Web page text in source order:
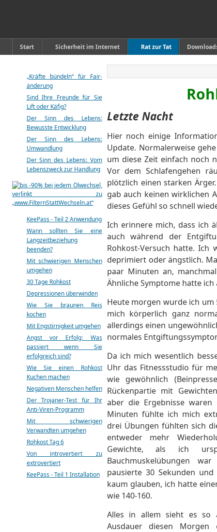
Start Sicherheit im Internet Rat zur Tat
Letzte Nacht
Hier noch einige
Update. Normalerweise
um diese Zeit einfach noch
Vor dem Schlafengehen
plötzlich einen starken
gab auch keinen wirklichen
dieses Gefühl so schnell
Ich erinnere mich, dass ich
auch während der
Rohkost-Versuch hatte. Ich
deprimiert oder ängstlich.
paar Minuten an,
Ähnliche Symptome hatte ich
Heute morgen wurde ich
mich körperlich ganz
allerdings einen
normales
Da ich mich wesentlich
Uhr das Fitnessstudio für
wie gewöhnlich
Rückenpartie mit
aber die Ergebnisse
Minuten fühlte ich mich
drei Übungen fühlten sich
entweder mehr
Gewichte, als ich
Bauchmuskelübungen
pausierte 30 Sekunden
kaum glauben, ich hatte
wie 140-160.
Alles in allem sieht es so
Ausdauer diesen
„Kräfte bündeln“ für Fair-
änderung
Sind Ihre Freunde für Sie
Lift oder Käfig?
Der Sinn des Lebens:
Bewusste Entwicklung
Der Sinn des Lebens:
Umwandlung
Der Sinn des Lebens: Vom
Lebenszweck zur Handlung
KeePass - Teil 2 Anwendung
Wann sollten Sie eine
Langzeitbeziehung
beenden?
Mit schwierigen Menschen
umgehen
30 Tage Rohkost
Depressionen überwinden
Wie Sie braunen Reis
kochen
Mit Engstirnigkeit umgehen
Angst vor Erfolg: Was
passiert wenn Sie
erfolgreich sind?
Wie Sie einen Rohkost
Kuchen machen
Negativen Menschen helfen
Der Trojaner-Test für Ihr
Anti-Viren-Programm
Mit schwierigen
Verwandten umgehen
Rohkost Tag 6
Von introvertiert zu
extrovertiert
KeePass - Teil 1 Installation